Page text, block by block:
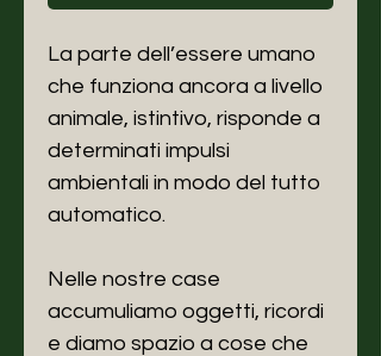
La parte dell’essere umano
che funziona ancora a livello
animale, istintivo, risponde a
determinati impulsi
ambientali in modo del tutto
automatico.
Nelle nostre case
accumuliamo oggetti, ricordi
e diamo spazio a cose che